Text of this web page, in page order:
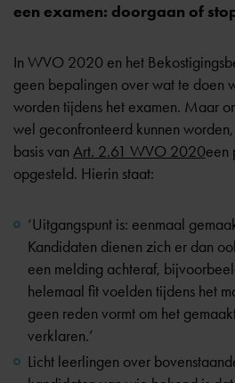
een examen: doorgaan of
In WVO 2020 en het
geen bepalingen over wat te doen
worden tijdens het examen. Maar
wel geconfronteerd kunnen
basis van Art. 2.61 WVO 2020een
opgesteld. Hierin staat:
‘Uitgangspunt is: eenmaal
Kandidaten dienen zich er dan
een melding achteraf,
helemaal fit voelden tijdens het
geen reden vormt om het
verklaren.’
Licht leerlingen over